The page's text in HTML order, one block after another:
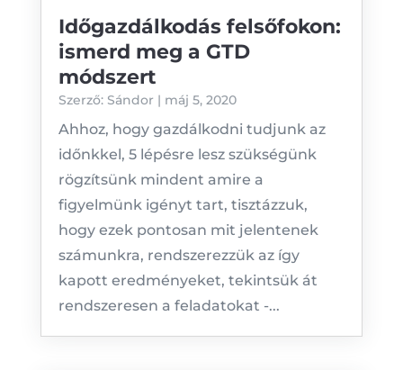
Időgazdálkodás felsőfokon:
ismerd meg a GTD
módszert
Szerző: Sándor | máj 5, 2020
Ahhoz, hogy gazdálkodni tudjunk az
időnkkel, 5 lépésre lesz szükségünk
rögzítsünk mindent amire a
figyelmünk igényt tart, tisztázzuk,
hogy ezek pontosan mit jelentenek
számunkra, rendszerezzük az így
kapott eredményeket, tekintsük át
rendszeresen a feladatokat -...